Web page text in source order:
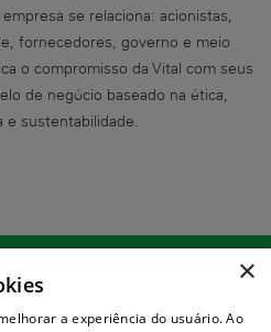
se relaciona: acionistas,
fornecedores, governo e meio
o compromisso da Vital com seus
de negócio baseado na ética,
e sustentabilidade.
×
a experiência do usuário. Ao